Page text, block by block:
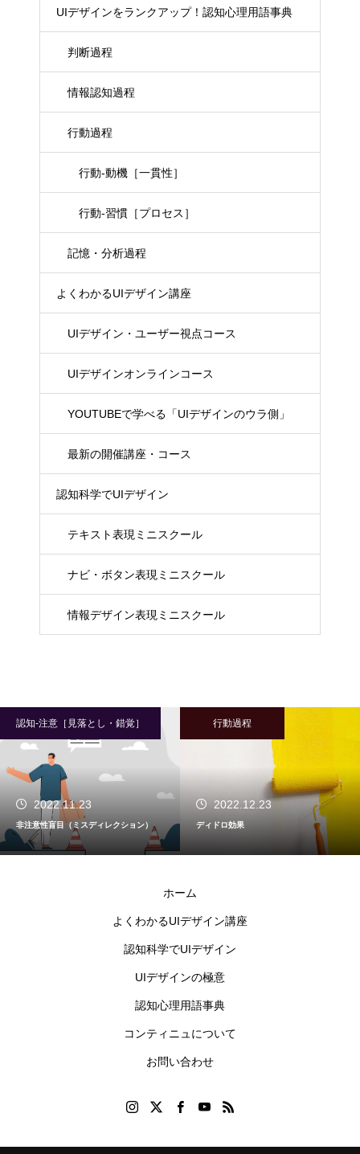
UIデザインをランクアップ！認知心理用語事典
判断過程
情報認知過程
行動過程
行動-動機［一貫性］
行動-習慣［プロセス］
記憶・分析過程
よくわかるUIデザイン講座
UIデザイン・ユーザー視点コース
UIデザインオンラインコース
YOUTUBEで学べる「UIデザインのウラ側」
最新の開催講座・コース
認知科学でUIデザイン
テキスト表現ミニスクール
ナビ・ボタン表現ミニスクール
情報デザイン表現ミニスクール
認知-注意［見落とし・錯覚］
2022.11.23
非注意性盲目（ミスディレクション）
行動過程
2022.12.23
ディドロ効果
ホーム
よくわかるUIデザイン講座
認知科学でUIデザイン
UIデザインの極意
認知心理用語事典
コンティニュについて
お問い合わせ